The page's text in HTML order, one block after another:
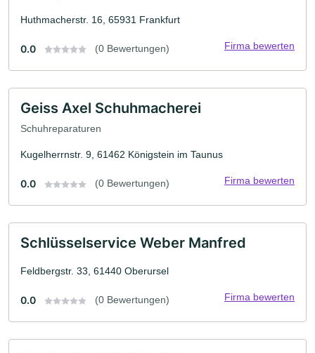
Huthmacherstr. 16, 65931 Frankfurt
0.0 (0 Bewertungen) Firma bewerten
Geiss Axel Schuhmacherei
Schuhreparaturen
Kugelherrnstr. 9, 61462 Königstein im Taunus
0.0 (0 Bewertungen) Firma bewerten
Schlüsselservice Weber Manfred
Feldbergstr. 33, 61440 Oberursel
0.0 (0 Bewertungen) Firma bewerten